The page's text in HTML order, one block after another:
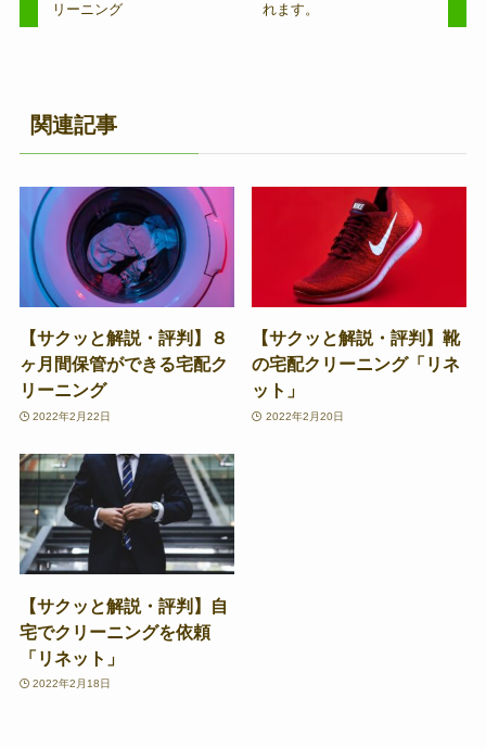
リーニング
れます。
関連記事
【サクッと解説・評判】８
ヶ月間保管ができる宅配ク
リーニング
2022年2月22日
【サクッと解説・評判】靴
の宅配クリーニング「リネ
ット」
2022年2月20日
【サクッと解説・評判】自
宅でクリーニングを依頼
「リネット」
2022年2月18日